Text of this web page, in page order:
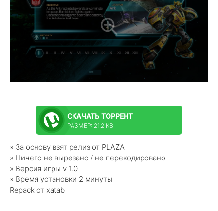
СКАЧАТЬ ТОРРЕНТ
РАЗМЕР: 21.2 KB
» За основу взят релиз от PLAZA
» Ничего не вырезано / не перекодировано
» Версия игры v 1.0
» Время установки 2 минуты
Repack от xatab